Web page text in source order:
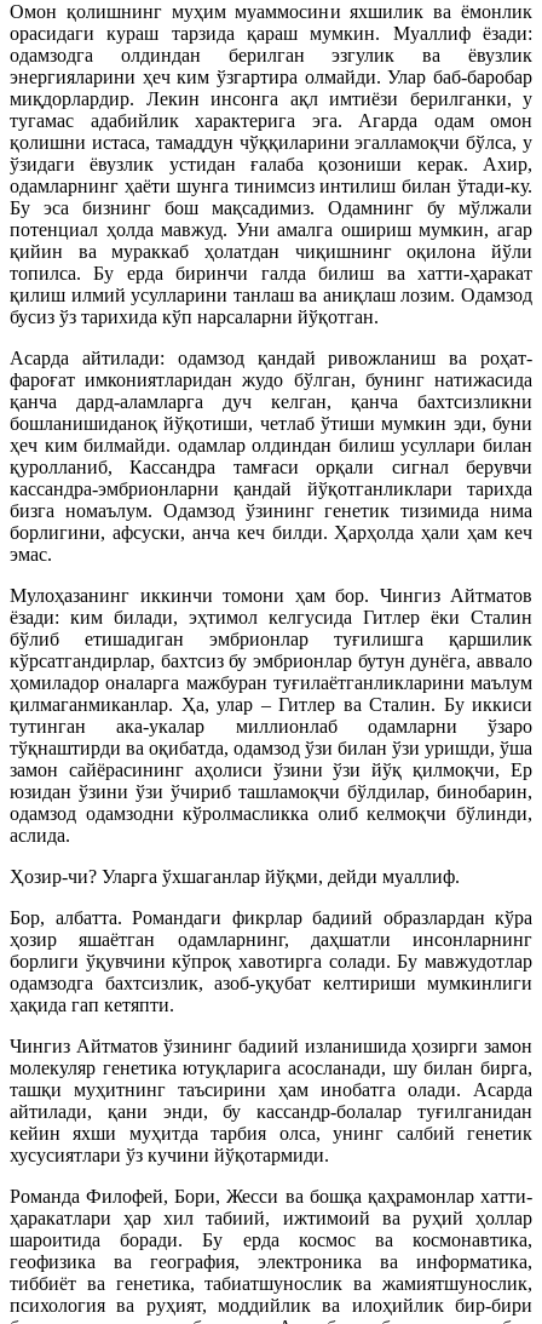
Омон қолишнинг муҳим муаммосини яхшилик ва ёмонлик
орасидаги кураш тарзида қараш мумкин. Муаллиф ёзади:
одамзодга олдиндан берилган эзгулик ва ёвузлик
энергияларини ҳеч ким ўзгартира олмайди. Улар баб-баробар
миқдорлардир. Лекин инсонга ақл имтиёзи берилганки, у
тугамас адабийлик характерига эга. Агарда одам омон
қолишни истаса, тамаддун чўққиларини эгалламоқчи бўлса, у
ўзидаги ёвузлик устидан ғалаба қозониши керак. Ахир,
одамларнинг ҳаёти шунга тинимсиз интилиш билан ўтади-ку.
Бу эса бизнинг бош мақсадимиз. Одамнинг бу мўлжали
потенциал ҳолда мавжуд. Уни амалга ошириш мумкин, агар
қийин ва мураккаб ҳолатдан чиқишнинг оқилона йўли
топилса. Бу ерда биринчи галда билиш ва хатти-ҳаракат
қилиш илмий усулларини танлаш ва аниқлаш лозим. Одамзод
бусиз ўз тарихида кўп нарсаларни йўқотган.
Асарда айтилади: одамзод қандай ривожланиш ва роҳат-
фароғат имкониятларидан жудо бўлган, бунинг натижасида
қанча дард-аламларга дуч келган, қанча бахтсизликни
бошланишиданоқ йўқотиши, четлаб ўтиши мумкин эди, буни
ҳеч ким билмайди. одамлар олдиндан билиш усуллари билан
қуролланиб, Кассандра тамғаси орқали сигнал берувчи
кассандра-эмбрионларни қандай йўқотганликлари тарихда
бизга номаълум. Одамзод ўзининг генетик тизимида нима
борлигини, афсуски, анча кеч билди. Ҳарҳолда ҳали ҳам кеч
эмас.
Мулоҳазанинг иккинчи томони ҳам бор. Чингиз Айтматов
ёзади: ким билади, эҳтимол келгусида Гитлер ёки Сталин
бўлиб етишадиган эмбрионлар туғилишга қаршилик
кўрсатгандирлар, бахтсиз бу эмбрионлар бутун дунёга, аввало
ҳомиладор оналарга мажбуран туғилаётганликларини маълум
қилмаганмиканлар. Ҳа, улар – Гитлер ва Сталин. Бу иккиси
тутинган ака-укалар миллионлаб одамларни ўзаро
тўқнаштирди ва оқибатда, одамзод ўзи билан ўзи уришди, ўша
замон сайёрасининг аҳолиси ўзини ўзи йўқ қилмоқчи, Ер
юзидан ўзини ўзи ўчириб ташламоқчи бўлдилар, бинобарин,
одамзод одамзодни кўролмасликка олиб келмоқчи бўлинди,
аслида.
Ҳозир-чи? Уларга ўхшаганлар йўқми, дейди муаллиф.
Бор, албатта. Романдаги фикрлар бадиий образлардан кўра
ҳозир яшаётган одамларнинг, даҳшатли инсонларнинг
борлиги ўқувчини кўпроқ хавотирга солади. Бу мавжудотлар
одамзодга бахтсизлик, азоб-уқубат келтириши мумкинлиги
ҳақида гап кетяпти.
Чингиз Айтматов ўзининг бадиий изланишида ҳозирги замон
молекуляр генетика ютуқларига асосланади, шу билан бирга,
ташқи муҳитнинг таъсирини ҳам инобатга олади. Асарда
айтилади, қани энди, бу кассандр-болалар туғилганидан
кейин яхши муҳитда тарбия олса, унинг салбий генетик
хусусиятлари ўз кучини йўқотармиди.
Романда Филофей, Бори, Жесси ва бошқа қаҳрамонлар хатти-
ҳаракатлари ҳар хил табиий, ижтимоий ва руҳий ҳоллар
шароитида боради. Бу ерда космос ва космонавтика,
геофизика ва география, электроника ва информатика,
тиббиёт ва генетика, табиатшунослик ва жамиятшунослик,
психология ва руҳият, моддийлик ва илоҳийлик бир-бири